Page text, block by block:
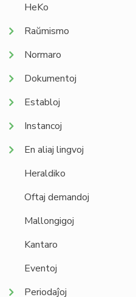
HeKo
Raŭmismo
Normaro
Dokumentoj
Establoj
Instancoj
En aliaj lingvoj
Heraldiko
Oftaj demandoj
Mallongigoj
Kantaro
Eventoj
Periodaĵoj